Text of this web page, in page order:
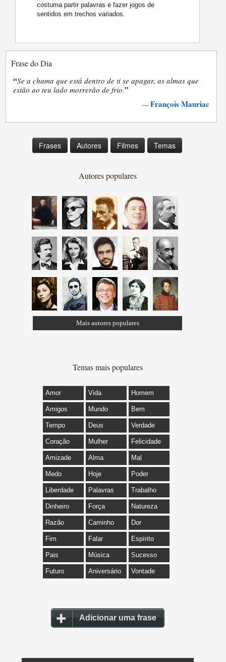
costuma partir palavras e fazer jogos de
sentidos em trechos variados.
Frase do Dia
“Se a chama que está dentro de ti se apagar, as almas que
estão ao teu lado morrerão de frio.”
—François Mauriac
Frases Autores Filmes Temas
Autores populares
Mais autores populares
Temas mais populares
Amor Vida Homem
Amigos Mundo Bem
Tempo Deus Verdade
Coração Mulher Felicidade
Amizade Alma Mal
Medo Hoje Poder
Liberdade Palavras Trabalho
Dinheiro Força Natureza
Razão Caminho Dor
Fim Falar Espírito
Pais Música Sucesso
Futuro Aniversário Vontade
Adicionar uma frase